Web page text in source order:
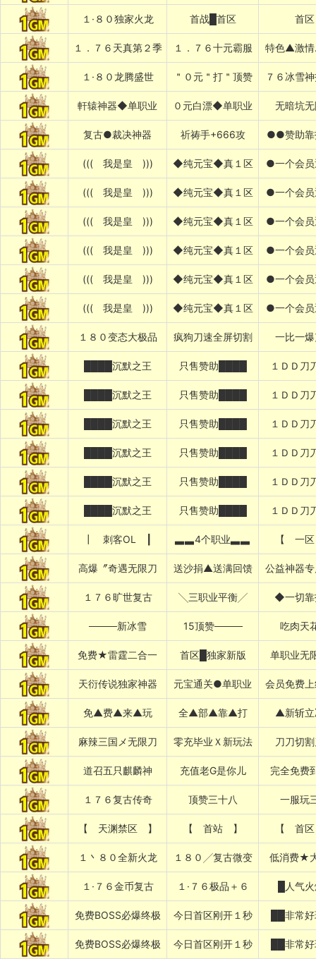
１·８０独家火龙 首战█首区 首区
１．７６天真第２季 １．７６十元霸服 特色▲激
１·８０龙腾盛世 ＂０元＂打＂顶赞 ７６冰雪
軒辕神器◆单职业 ０元白漂◆单职业 无暗坑
复古●裁决神器 祈祷手+666攻 ●●赞助
((( 我是皇 ))) ◆纯元宝◆真１区 ●一个会
((( 我是皇 ))) ◆纯元宝◆真１区 ●一个会
((( 我是皇 ))) ◆纯元宝◆真１区 ●一个会
((( 我是皇 ))) ◆纯元宝◆真１区 ●一个会
((( 我是皇 ))) ◆纯元宝◆真１区 ●一个会
((( 我是皇 ))) ◆纯元宝◆真１区 ●一个会
１８０变态大极品 疯狗刀速全屏切割 一比一
████沉默之王 只售赞助████ １ＤＤ刀
████沉默之王 只售赞助████ １ＤＤ刀
████沉默之王 只售赞助████ １ＤＤ刀
████沉默之王 只售赞助████ １ＤＤ刀
████沉默之王 只售赞助████ １ＤＤ刀
████沉默之王 只售赞助████ １ＤＤ刀
┃ 刺客OL ┃ ▃▃4个职业▃▃ 【 一
高爆〞奇遇无限刀 送沙捐▲送满回馈 公益神器
１７６旷世复古 ╲三职业平衡╱ ◆一切
────新冰雪 15顶赞──── 吃肉天
免费★雷霆二合一 首区█独家新版 单职业无
天衍传说独家神器 元宝通关●单职业 会员免费
免▲费▲来▲玩 全▲部▲靠▲打 ▲新斩
麻辣三国メ无限刀 零充毕业Ｘ新玩法 刀刀切
道召五只麒麟神 充值老G是你儿 完全免费
１７６复古传奇 顶赞三十八 一服玩
【 天渊禁区 】 【 首站 】 【 首
１丶８０全新火龙 １８０╱复古微变 低消费★
１·７６金币复古 １·７６极品＋６ █人气
免费BOSS必爆终极 今日首区刚开１秒 ██非常
免费BOSS必爆终极 今日首区刚开１秒 ██非常